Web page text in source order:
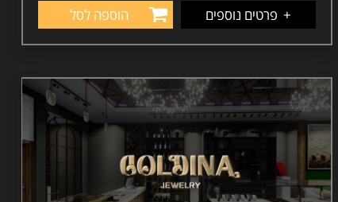
+ פרטים נוספים הוספה לסל